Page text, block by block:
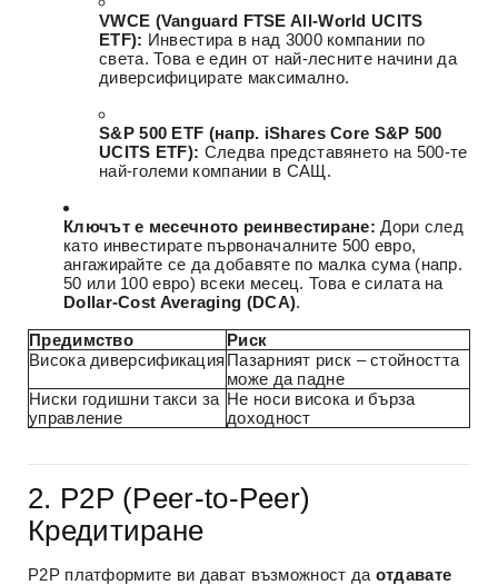
VWCE (Vanguard FTSE All-World UCITS
ETF): Инвестира в над 3000 компании по
света. Това е един от най-лесните начини да
диверсифицирате максимално.
S&P 500 ETF (напр. iShares Core S&P 500
UCITS ETF): Следва представянето на 500-те
най-големи компании в САЩ.
Ключът е месечното реинвестиране: Дори след
като инвестирате първоначалните 500 евро,
ангажирайте се да добавяте по малка сума (напр.
50 или 100 евро) всеки месец. Това е силата на
Dollar-Cost Averaging (DCA).
Предимство
Риск
Висока диверсификация Пазарният риск – стойността
може да падне
Ниски годишни такси за
управление
Не носи висока и бърза
доходност
2. P2P (Peer-to-Peer)
Кредитиране
P2P платформите ви дават възможност да отдавате